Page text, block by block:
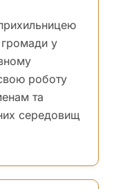
громади у
роботу
та
середовищ